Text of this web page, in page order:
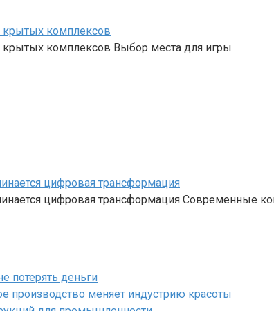
крытых комплексов
крытых комплексов Выбор места для игры
цифровая трансформация
цифровая трансформация Современные
потерять деньги
производство меняет индустрию красоты